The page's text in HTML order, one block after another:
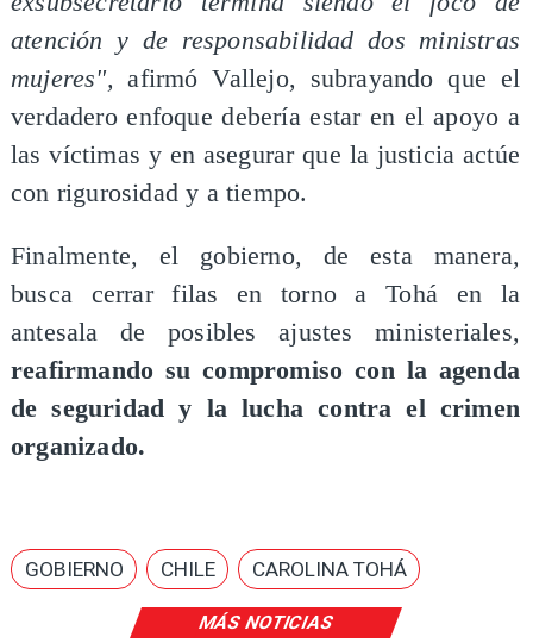
MÁS NOTICIAS
atención y de responsabilidad dos ministras
mujeres", afirmó Vallejo, subrayando que el
verdadero enfoque debería estar en el apoyo a
las víctimas y en asegurar que la justicia actúe
con rigurosidad y a tiempo.
Finalmente, el gobierno, de esta manera,
busca cerrar filas en torno a Tohá en la
antesala de posibles ajustes ministeriales,
reafirmando su compromiso con la agenda
de seguridad y la lucha contra el crimen
organizado.
GOBIERNO CHILE CAROLINA TOHÁ